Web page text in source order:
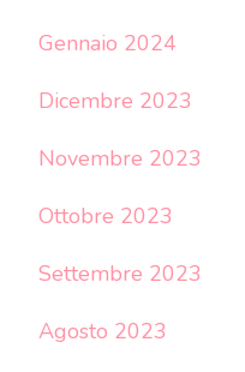
Gennaio 2024
Dicembre 2023
Novembre 2023
Ottobre 2023
Settembre 2023
Agosto 2023